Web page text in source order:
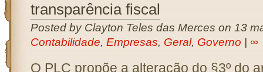
transparência fiscal
Posted by Clayton Teles das Merces on 13
Contabilidade, Empresas, Geral, Governo ∞
O PLC propõe a alteração do §3º do